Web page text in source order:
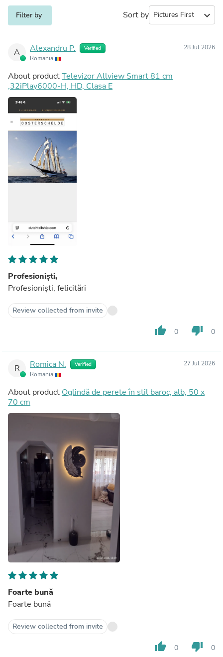
Filter by Sort by expand_more
A Alexandru P. Verified
Romania
28 Jul 2026
About productTelevizor Allview Smart 81 cm
,32iPlay6000-H, HD, Clasa E
Profesioniști,
Profesioniști, felicitări
Review collected from invite
thumb_up 0 thumb_down 0
R Romica N. Verified
Romania
27 Jul 2026
About product Oglindă de perete în stil baroc, alb, 50 x
70 cm
Foarte bună
Foarte bună
Review collected from invite
thumb_up 0 thumb_down 0